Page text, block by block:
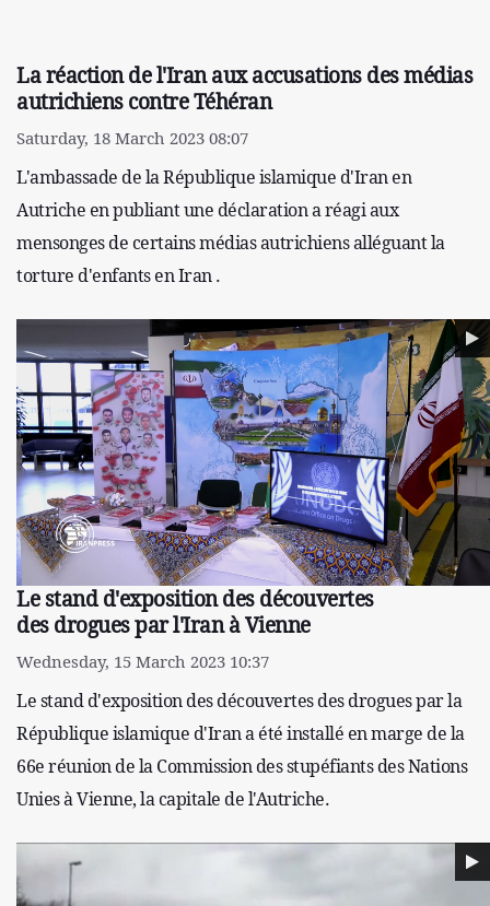
La réaction de l'Iran aux accusations des médias
autrichiens contre Téhéran
Saturday, 18 March 2023 08:07
L'ambassade de la République islamique d'Iran en
Autriche en publiant une déclaration a réagi aux
mensonges de certains médias autrichiens alléguant la
torture d'enfants en Iran .
Le stand d'exposition des découvertes
des drogues par l'Iran à Vienne
Wednesday, 15 March 2023 10:37
Le stand d'exposition des découvertes des drogues par la
République islamique d'Iran a été installé en marge de la
66e réunion de la Commission des stupéfiants des Nations
Unies à Vienne, la capitale de l'Autriche.